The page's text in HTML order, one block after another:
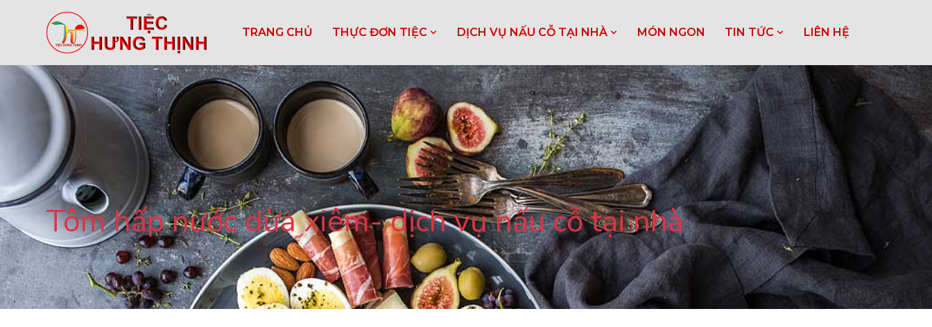
TRANG CHỦ THỰC ĐƠN TIỆC DỊCH VỤ NẤU CỖ TẠI NHÀ MÓN NGON TIN TỨC LIÊN HỆ
Tôm hấp nước dừa xiêm- dịch vụ nấu cỗ tại nhà